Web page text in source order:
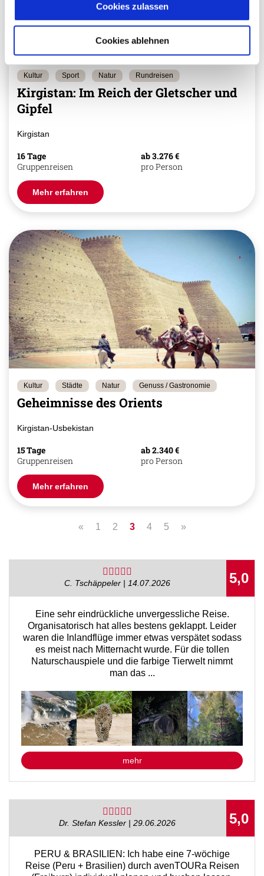
Cookies zulassen
Cookies ablehnen
Kultur Sport Natur Rundreisen
Kirgistan: Im Reich der Gletscher und
Gipfel
Kirgistan
16 Tage
Gruppenreisen
ab 3.276 €
pro Person
Mehr erfahren
Kultur Städte Natur Genuss / Gastronomie
Geheimnisse des Orients
Kirgistan-Usbekistan
15 Tage
Gruppenreisen
ab 2.340 €
pro Person
Mehr erfahren
« 1 2 3 4 5 »
5,0
C. Tschäppeler | 14.07.2026
Eine sehr eindrückliche unvergessliche Reise.
Organisatorisch hat alles bestens geklappt. Leider
waren die Inlandflüge immer etwas verspätet sodass
es meist nach Mitternacht wurde. Für die tollen
Naturschauspiele und die farbige Tierwelt nimmt
man das ...
mehr
5,0
Dr. Stefan Kessler | 29.06.2026
PERU & BRASILIEN: Ich habe eine 7-wöchige
Reise (Peru + Brasilien) durch avenTOURa Reisen